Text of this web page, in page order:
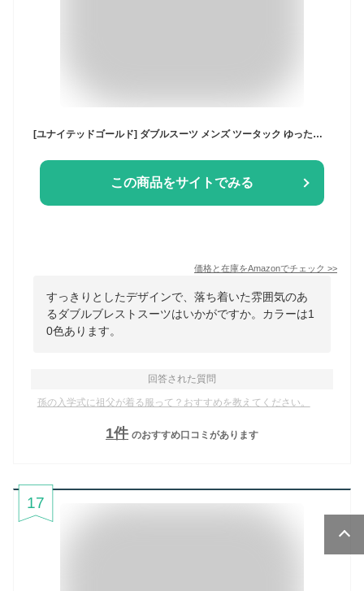
この商品をサイトでみる
価格と在庫をAmazonでチェック >>
すっきりとしたデザインで、落ち着いた雰囲気のあ
るダブルブレストスーツはいかがですか。カラーは1
0色あります。
回答された質問
孫の入学式に祖父が着る服って？おすすめを教えてください。
1件 のおすすめ口コミがあります
17